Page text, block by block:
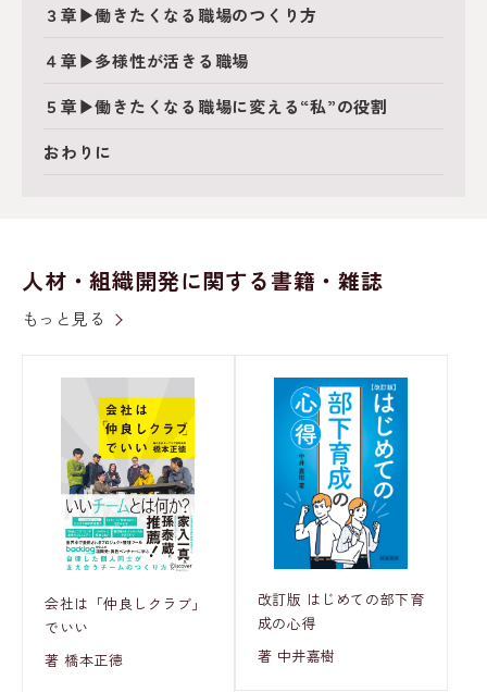
３章▶働きたくなる職場のつくり方
４章▶多様性が活きる職場
５章▶働きたくなる職場に変える“私”の役割
おわりに
人材・組織開発に関する書籍・雑誌
もっと見る
会社は「仲良しクラブ」
でいい
著 橋本正徳
改訂版 はじめての部下育
成の心得
著 中井嘉樹